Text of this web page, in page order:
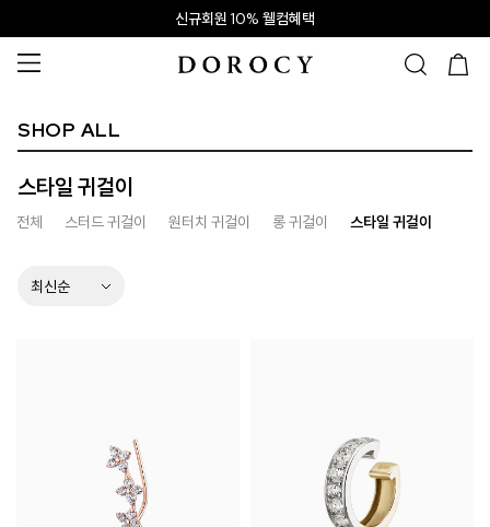
신규회원 10% 웰컴혜택
SHOP ALL
스타일 귀걸이
전체 스터드 귀걸이 원터치 귀걸이 롱 귀걸이 스타일 귀걸이